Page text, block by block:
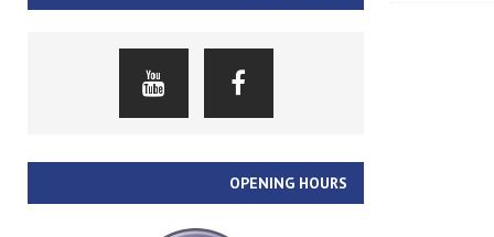
OPENING HOURS